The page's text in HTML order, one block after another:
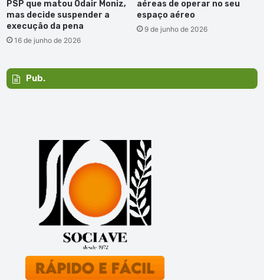
PSP que matou Odair Moniz,
mas decide suspender a
execução da pena
16 de junho de 2026
aéreas de operar no seu
espaço aéreo
9 de junho de 2026
Pub.